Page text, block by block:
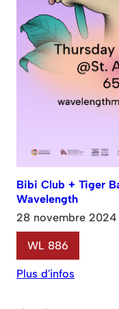
Bibi Club + Tiger
Wavelength
28 novembre 2024
WL 886
Plus d'infos